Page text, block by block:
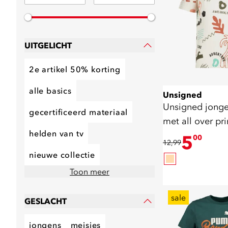
UITGELICHT
2e artikel 50% korting
alle basics
gecertificeerd materiaal
helden van tv
nieuwe collectie
Toon meer
GESLACHT
jongens meisjes
Unsigned
Unsigned
met all over
12,99500
sale